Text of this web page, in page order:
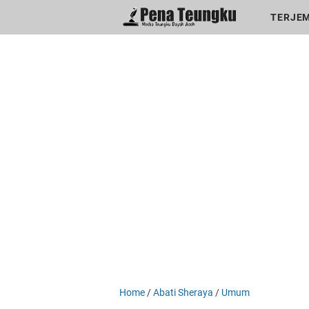
Home /Abati Sheraya / Umum